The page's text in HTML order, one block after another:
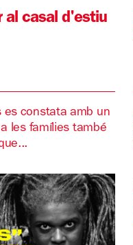
al casal d'estiu
es constata amb un
les famílies també